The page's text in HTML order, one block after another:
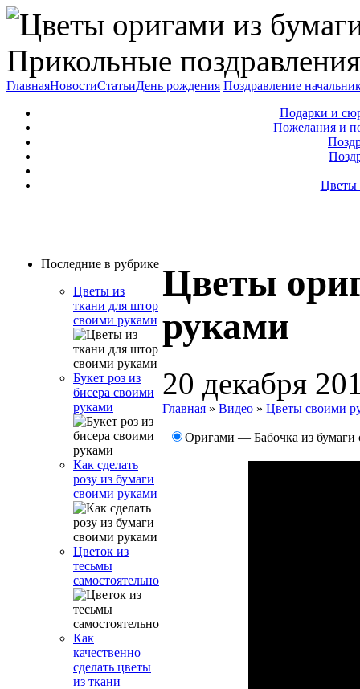
Прикольные
ГлавнаяНовостиСтатьиДень рождения Поздравление
Подарки и
Пожелания и
Цветы
Последние в рубрике
Цветы из
ткани для штор
своими руками
Букет роз из
бисера своими
руками
Как сделать
розу из бумаги
своими руками
Цветок из
тесьмы
самостоятельно
Как
качественно
сделать цветы
из ткани
Цветы
руками
20 декабря
Главная » Видео » Цветы своими
Оригами — Бабочка из